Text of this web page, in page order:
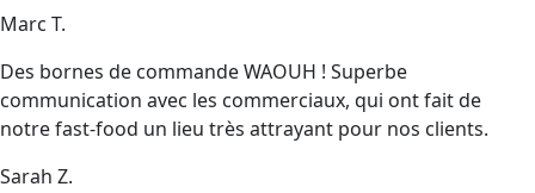
Marc T.
Des bornes de commande WAOUH ! Superbe
communication avec les commerciaux, qui ont fait de
notre fast-food un lieu très attrayant pour nos clients.
Sarah Z.